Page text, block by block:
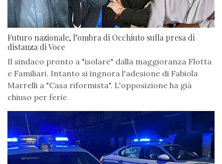
Futuro nazionale, l’ombra di Occhiuto sulla presa di
distanza di Voce
Il sindaco pronto a "isolare" dalla maggioranza Flotta
e Familiari. Intanto si ingnora l'adesione di Fabiola
Marrelli a "Casa riformista". L'opposizione ha già
chiuso per ferie